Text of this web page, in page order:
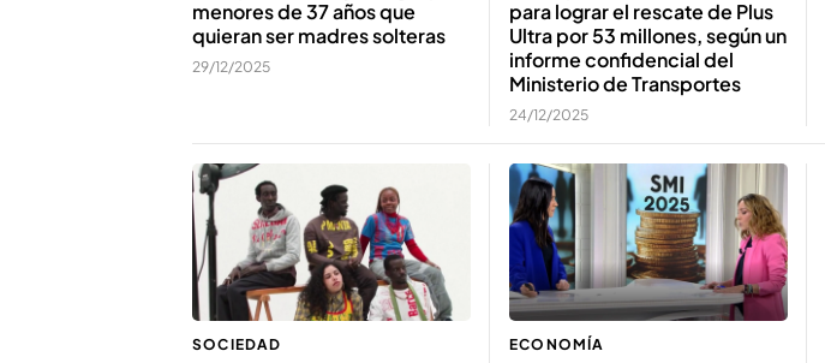
menores de 37 años que
quieran ser madres solteras
29/12/2025
para lograr el rescate de Plus
Ultra por 53 millones, según un
informe confidencial del
Ministerio de Transportes
24/12/2025
SOCIEDAD ECONOMÍA